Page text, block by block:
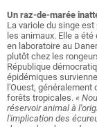
Un raz-de-marée
La variole du singe
les animaux. Elle a
en laboratoire au
plutôt chez les
République
épidémiques
l'Ouest,
forêts tropicales. «
réservoir animal à
l'implication des